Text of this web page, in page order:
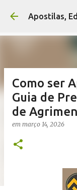
Pular
Apostilas,
Como ser
Guia de
de
em março 14, 2026